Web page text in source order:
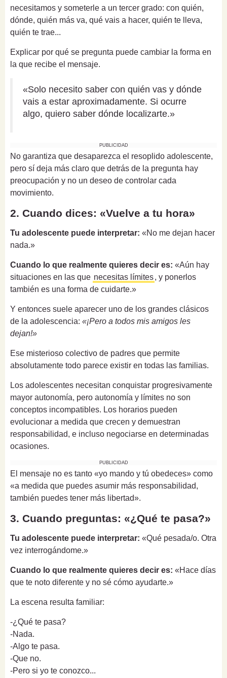
necesitamos y someterle a un tercer grado: con quién,
dónde, quién más va, qué vais a hacer, quién te lleva,
quién te trae...
Explicar por qué se pregunta puede cambiar la forma en
la que recibe el mensaje.
«Solo necesito saber con quién vas y dónde
vais a estar aproximadamente. Si ocurre
algo, quiero saber dónde localizarte.»
PUBLICIDAD
No garantiza que desaparezca el resoplido adolescente,
pero sí deja más claro que detrás de la pregunta hay
preocupación y no un deseo de controlar cada
movimiento.
2. Cuando dices: «Vuelve a tu hora»
Tu adolescente puede interpretar: «No me dejan hacer
nada.»
Cuando lo que realmente quieres decir es: «Aún hay
situaciones en las que necesitas límites, y ponerlos
también es una forma de cuidarte.»
Y entonces suele aparecer uno de los grandes clásicos
de la adolescencia: «¡Pero a todos mis amigos les
dejan!»
Ese misterioso colectivo de padres que permite
absolutamente todo parece existir en todas las familias.
Los adolescentes necesitan conquistar progresivamente
mayor autonomía, pero autonomía y límites no son
conceptos incompatibles. Los horarios pueden
evolucionar a medida que crecen y demuestran
responsabilidad, e incluso negociarse en determinadas
ocasiones.
PUBLICIDAD
El mensaje no es tanto «yo mando y tú obedeces» como
«a medida que puedes asumir más responsabilidad,
también puedes tener más libertad».
3. Cuando preguntas: «¿Qué te pasa?»
Tu adolescente puede interpretar: «Qué pesada/o. Otra
vez interrogándome.»
Cuando lo que realmente quieres decir es: «Hace días
que te noto diferente y no sé cómo ayudarte.»
La escena resulta familiar:
-¿Qué te pasa?
-Nada.
-Algo te pasa.
-Que no.
-Pero si yo te conozco...